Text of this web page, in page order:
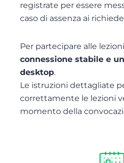
registrate per essere
caso di assenza ai
Per partecipare alle lezioni
connessione stabile e
desktop.
Le istruzioni dettagliate
correttamente le lezioni
momento della